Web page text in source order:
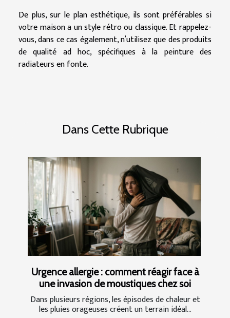
De plus, sur le plan esthétique, ils sont préférables si
votre maison a un style rétro ou classique. Et rappelez-
vous, dans ce cas également, n’utilisez que des produits
de qualité ad hoc, spécifiques à la peinture des
radiateurs en fonte.
Dans Cette Rubrique
Urgence allergie : comment réagir face à
une invasion de moustiques chez soi
Dans plusieurs régions, les épisodes de chaleur et
les pluies orageuses créent un terrain idéal...